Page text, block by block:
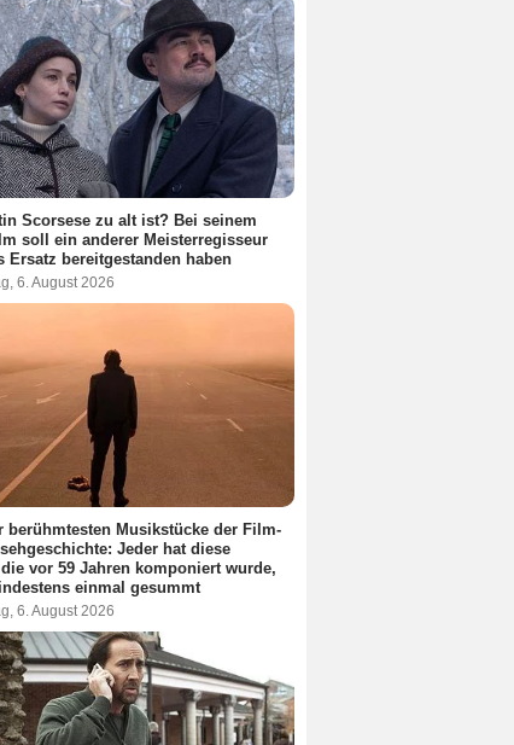
Scorsese zu alt ist? Bei seinem
soll ein anderer Meisterregisseur
Ersatz bereitgestanden haben
6. August 2026
berühmtesten Musikstücke der Film-
Jeder hat diese
vor 59 Jahren komponiert wurde,
einmal gesummt
6. August 2026